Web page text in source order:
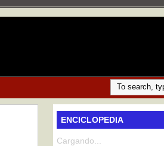
ENCICLOPEDIA
Cargando...